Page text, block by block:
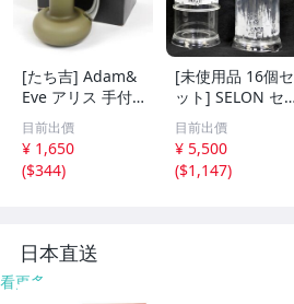
[たち吉] Adam&
Eve アリス 手付
花生 長 SM GA-1
06 高さ24cm
目前出價
¥ 1,650
($344)
[未使用品 16個セ
ット] SELON セ
ロンドーム クリ
アー 120L プリン
ト アダプター付
フラワーアレンジ
目前出價
¥ 5,500
($1,147)
日本直送
看更多